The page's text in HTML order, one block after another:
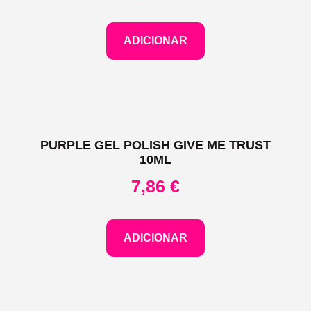
ADICIONAR
PURPLE GEL POLISH GIVE ME TRUST
10ML
7,86 €
ADICIONAR